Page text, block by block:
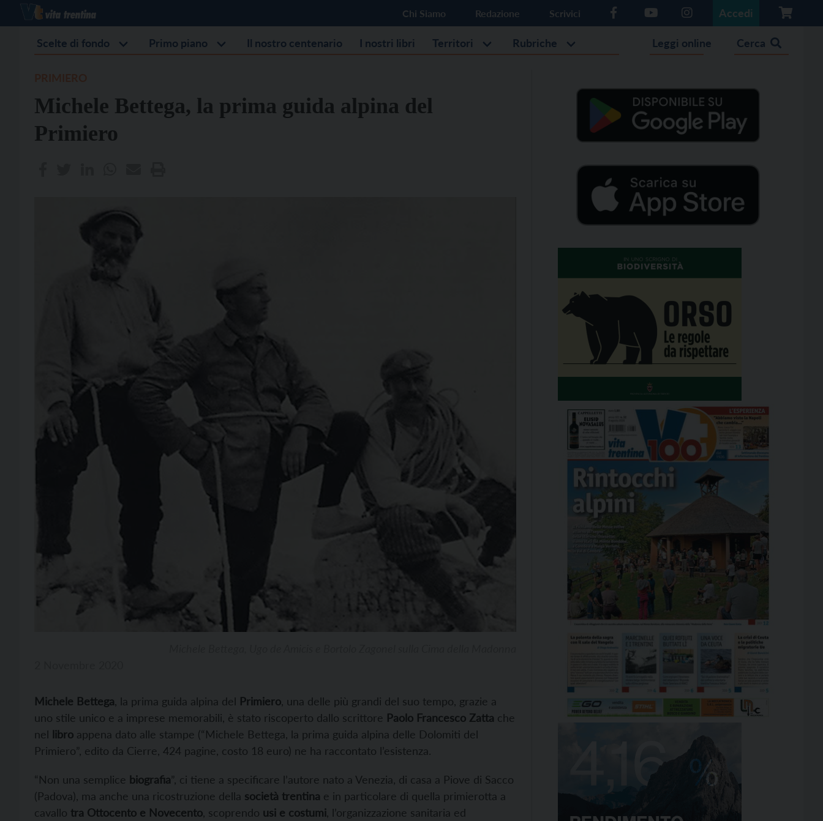
Chi Siamo Redazione Scrivici Accedi
Scelte di fondo Primo piano Il nostro centenario I nostri libri Territori Rubriche Leggi online Cerca
Michele Bettega, la prima guida alpina del
Primiero
Michele Bettega , la prima guida alpina del Primiero , una delle più grandi del suo tempo, grazie a
uno stile unico e a imprese memorabili, è stato riscoperto dallo scrittore Paolo Francesco Zatta che
nel libro appena dato alle stampe (“Michele Bettega, la prima guida alpina delle Dolomiti del
Primiero”, edito da Cierre, 424 pagine, costo 18 euro) ne ha raccontato l’esistenza.
“Non una semplice biografia”, ci tiene a specificare l’autore nato a Venezia, di casa a Piove di Sacco
(Padova), ma anche una ricostruzione della società trentina e in particolare di quella primierotta a
cavallo tra Ottocento e Novecento , scoprendo usi e costumi , l’organizzazione sanitaria ed